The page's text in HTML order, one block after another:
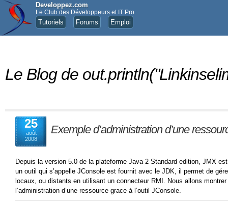
Developpez.com
Le Club des Développeurs et IT Pro
Tutoriels Forums Emploi
Le Blog de
25
août
2008
Exemple d’administration d’une
Depuis la version 5.0 de la plateforme Java 2 Standard edition, JMX
un outil qui s’appelle JConsole est fournit avec le JDK, il permet de
locaux, ou distants en utilisant un connecteur RMI. Nous allons
l’administration d’une ressource grace à l’outil JConsole.